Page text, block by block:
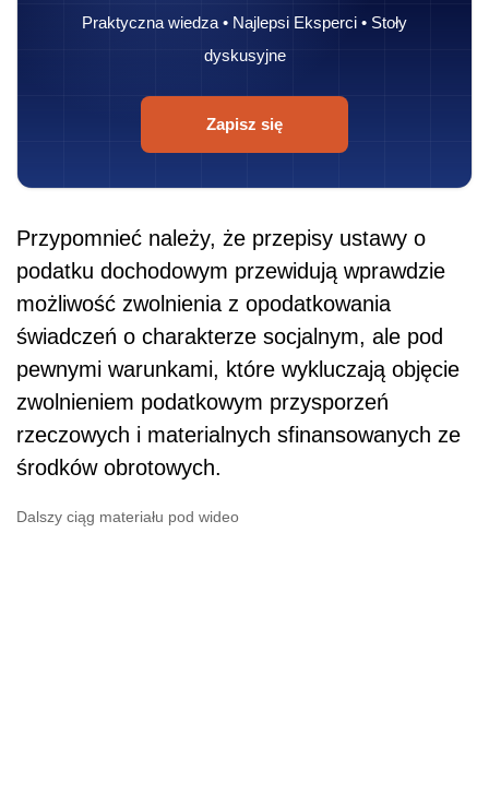
Praktyczna wiedza • Najlepsi Eksperci • Stoły
dyskusyjne
Zapisz się
Przypomnieć należy, że przepisy ustawy o
podatku dochodowym przewidują wprawdzie
możliwość zwolnienia z opodatkowania
świadczeń o charakterze socjalnym, ale pod
pewnymi warunkami, które wykluczają objęcie
zwolnieniem podatkowym przysporzeń
rzeczowych i materialnych sfinansowanych ze
środków obrotowych.
Dalszy ciąg materiału pod wideo